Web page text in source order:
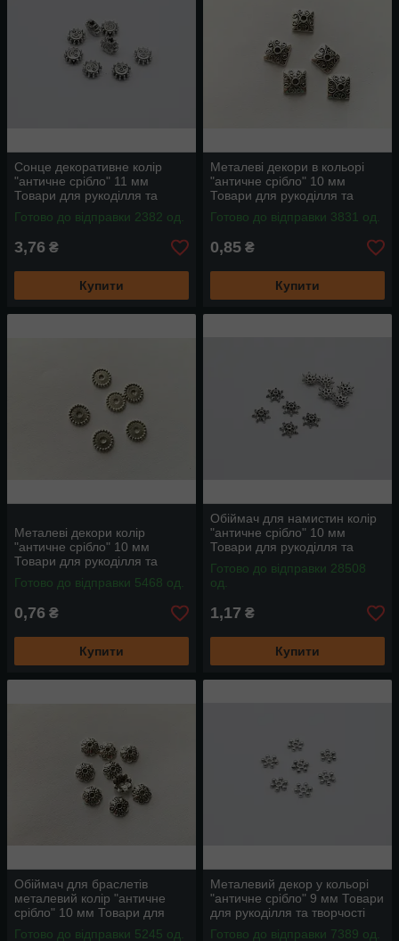
Сонце декоративне колір
"античне срібло" 11 мм
Товари для рукоділля та
творчості
Готово до відправки 2382 од.
3,76 ₴
Купити
Металеві декори в кольорі
"античне срібло" 10 мм
Товари для рукоділля та
творчості
Готово до відправки 3831 од.
0,85 ₴
Купити
Металеві декори колір
"античне срібло" 10 мм
Товари для рукоділля та
творчості
Готово до відправки 5468 од.
0,76 ₴
Купити
Обіймач для намистин колір
"античне срібло" 10 мм
Товари для рукоділля та
творчості
Готово до відправки 28508
од.
1,17 ₴
Купити
Обіймач для браслетів
металевий колір "античне
срібло" 10 мм Товари для
рукоділля та творчості
Готово до відправки 5245 од.
Металевий декор у кольорі
"античне срібло" 9 мм Товари
для рукоділля та творчості
Готово до відправки 7389 од.